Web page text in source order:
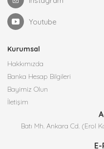
Youtube
Kurumsal
Hakkımızda
Banka Hesap Bilgileri
Bayimiz Olun
İletişim
Batı Mh. Ankara Cd. (Erol